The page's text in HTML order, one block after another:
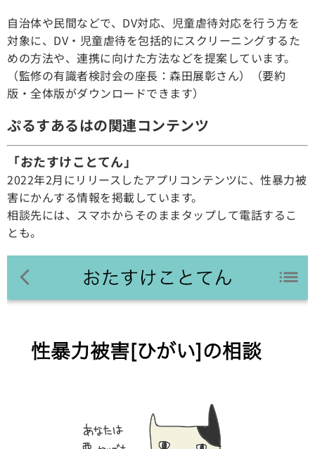
自治体や民間などで、DV対応、児童虐待対応を行う方を
対象に、DV・児童虐待を包括的にスクリーニングするた
めの方法や、連携に向けた方法などを提案しています。
（監修の有識者検討会の座長：森田展彰さん）（要約
版・全体版がダウンロードできます）
ぷるすあるはの関連コンテンツ
「おたすけことてん」
2022年2月にリリースしたアプリコンテンツに、性暴力被
害にかんする情報を掲載しています。
相談先には、スマホからそのままタップして電話するこ
とも。